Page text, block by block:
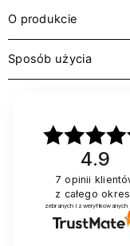
O produkcie
Sposób użycia
4.9
7 opinii
z całego
zebranych i zweryfikowanych